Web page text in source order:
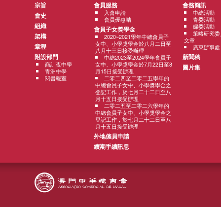
宗旨
會史
組織
架構
章程
附設部門
商訓夜中學
青洲中學
閱書報室
會員服務
入會申請
會員優惠咭
會員子女獎學金
2020~2021學年中總會員子
女中、小學獎學金於八月二日至
八月十三日接受辦理
中總2023至2024學年會員子
女中、小學獎學金於7月22日至8
月15日接受辦理
二零二四至二零二五學年的
中總會員子女中、小學獎學金之
登記工作，於七月二十二日至八
月十五日接受辦理
二零二五至二零二六學年的
中總會員子女中、小學獎學金之
登記工作，於七月二十二日至八
月十五日接受辦理
外地僱員申請
續期手續訊息
會務簡訊
中總活動
青委活動
婦委活動
策略研究
文章
廣東辦事處
新聞稿
圖片集